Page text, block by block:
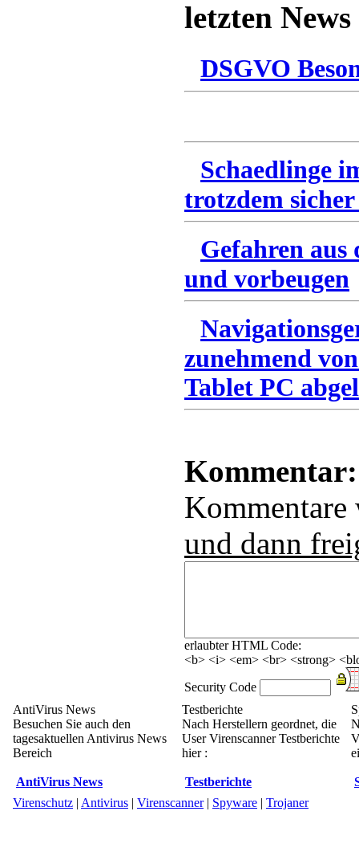
letzten News
DSGVO
Schaedlinge
trotzdem
Gefahren
und vorbeugen
zunehmend
Tablet PC
Kommentar:
und dann
erlaubter HTML Code:
<b> <i> <em> <br> <strong>
Security Code
AntiVirus News
Besuchen Sie auch den
tagesaktuellen Antivirus News
Bereich
AntiVirus News
Testberichte
Nach Herstellern geordnet, die
User Virenscanner Testberichte
hier :
Testberichte
Virenschutz | Antivirus | Virenscanner| Spyware | Trojaner